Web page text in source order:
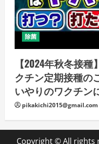
除菌
【2024年秋冬接
クチン定期接種の
いやりのワクチン
pikakichi2015@gmail.com
Copyright © All rights